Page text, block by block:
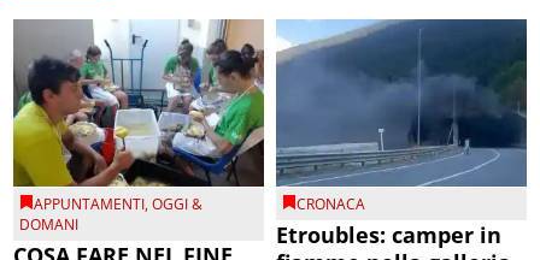
APPUNTAMENTI,OGGI &
DOMANI
CRONACA
Etroubles: camper in